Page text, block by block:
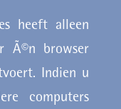
heeft alleen
Ã©n browser
Indien u
computers